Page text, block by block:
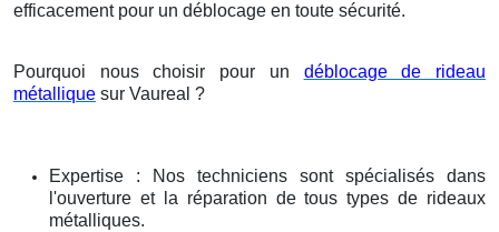
efficacement pour un déblocage en toute sécurité.
Pourquoi nous choisir pour un déblocage de rideau
métallique sur Vaureal ?
Expertise : Nos techniciens sont spécialisés dans
l'ouverture et la réparation de tous types de rideaux
métalliques.